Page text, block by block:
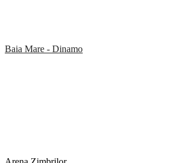
Baia Mare - Dinamo